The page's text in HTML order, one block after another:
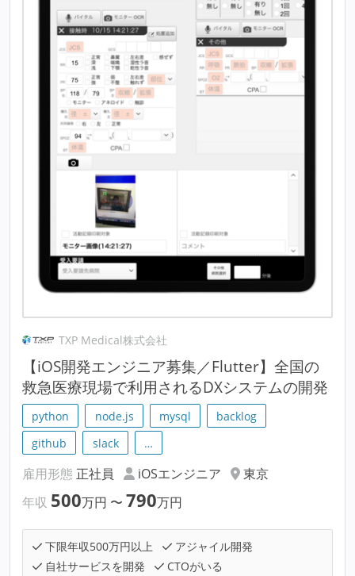
TXP Medical株式会社
【iOS開発エンジニア募集／Flutter】全国の
救急医療現場で利用されるDXシステムの開発
python node.js mysql
backlog
github
slack …
雇用形態 正社員 iOSエンジニア
東京
年収 500万円 〜 790万円
下限年収500万円以上
アジャイル開発
自社サービスを開発
CTOがいる